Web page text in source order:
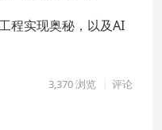
程实现奥秘，以及AI
3,370浏览 评论